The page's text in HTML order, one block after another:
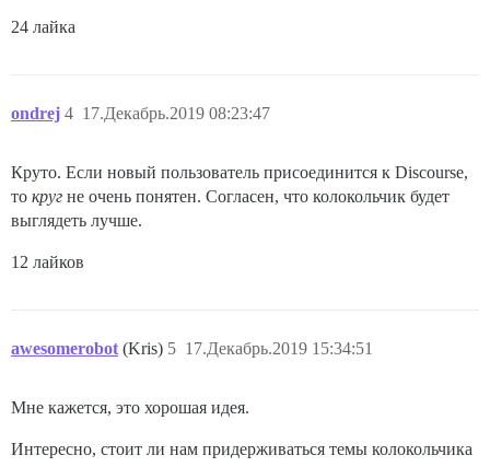
24 лайка
ondrej 17.Декабрь.2019 08:23:47
4
Круто. Если новый пользователь присоединится к Discourse,
то круг не очень понятен. Согласен, что колокольчик будет
выглядеть лучше.
12 лайков
awesomerobot (Kris) 17.Декабрь.2019 15:34:51
5
Мне кажется, это хорошая идея.
Интересно, стоит ли нам придерживаться темы колокольчика